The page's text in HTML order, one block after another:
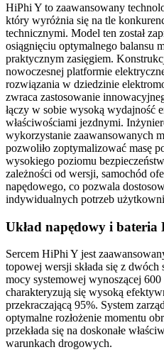
HiPhi Y to zaawansowany
który wyróżnia się na tle
technicznymi. Model ten został
osiągnięciu optymalnego balansu
praktycznym zasięgiem.
nowoczesnej platformie
rozwiązania w dziedzinie
zwraca zastosowanie
łączy w sobie wysoką wydajność
właściwościami jezdnymi.
wykorzystanie zaawansowanych
pozwoliło zoptymalizować masę
wysokiego poziomu
zależności od wersji, samochód
napędowego, co pozwala
indywidualnych potrzeb
Układ napędowy i bateria
Sercem HiPhi Y jest
topowej wersji składa się z
mocy systemowej wynoszącej
charakteryzują się wysoką
przekraczającą 95%. System
optymalne rozłożenie momentu
przekłada się na doskonałe
warunkach drogowych.